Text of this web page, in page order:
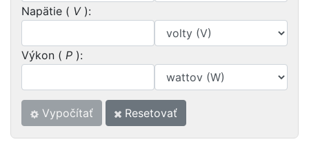
Napätie ( V):
Výkon ( P ):
Vypočítať Resetovať